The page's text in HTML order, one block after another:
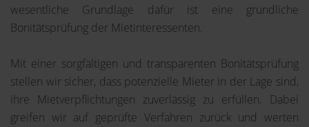
wesentliche Grundlage dafür ist eine gründliche
Bonitätsprüfung der Mietinteressenten.
Mit einer sorgfältigen und transparenten Bonitätsprüfung
stellen wir sicher, dass potenzielle Mieter in der Lage sind,
ihre Mietverpflichtungen zuverlässig zu erfüllen. Dabei
greifen wir auf geprüfte Verfahren zurück und werten